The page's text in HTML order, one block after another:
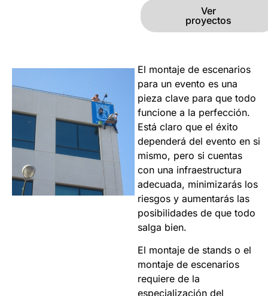
Ver
proyectos
El montaje de escenarios
para un evento es una
pieza clave para que todo
funcione a la perfección.
Está claro que el éxito
dependerá del evento en si
mismo, pero si cuentas
con una infraestructura
adecuada, minimizarás los
riesgos y aumentarás las
posibilidades de que todo
salga bien.
El montaje de stands o el
montaje de escenarios
requiere de la
especialización del